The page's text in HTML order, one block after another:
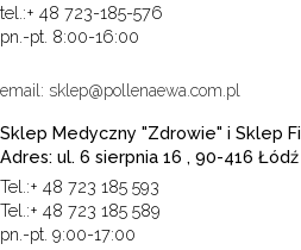
tel.:+ 48 723-185-576
pn.-pt. 8:00-16:00
email: sklep@pollenaewa.com.pl
Sklep Medyczny "Zdrowie" i Sklep
Adres: ul. 6 sierpnia 16 , 90-416 Łódź
Tel.:+ 48 723 185 593
Tel.:+ 48 723 185 589
pn.-pt. 9:00-17:00